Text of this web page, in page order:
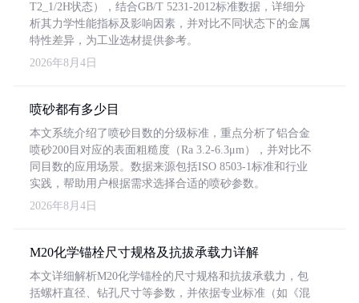
T2_1/2H状态），结合GB/T 5231-2012标准数据，详细分
析其力学性能指标及影响因素，并对比不同状态下的金属
特性差异，为工业选材提供参考。
2026年8月4日
喷砂都有多少目
本文系统介绍了喷砂目数的分级标准，重点分析了铝合金
喷砂200目对应的表面粗糙度（Ra 3.2-6.3μm），并对比不
同目数的应用场景。数据来源包括ISO 8503-1标准和行业
实践，帮助用户根据需求选择合适的喷砂参数。
2026年8月4日
M20化学锚栓尺寸规格及抗拔承载力详解
本文详细解析M20化学锚栓的尺寸规格和抗拔承载力，包
括螺杆直径、钻孔尺寸等参数，并依据专业标准（如《混